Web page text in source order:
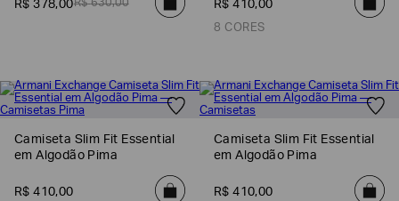
R$ 378,00R$ 630,00 R$ 410,00
8 CORES
Camiseta Slim Fit Essential
em Algodão Pima
R$ 410,00
Camiseta Slim Fit Essential
em Algodão Pima
R$ 410,00